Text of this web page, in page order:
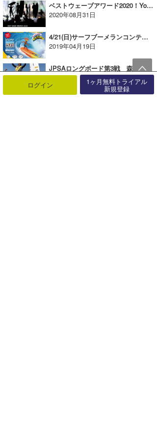
ベストウェーブアワード2020！YouTube動画コンテストが開催される
2020年08月31日
4/21(日)サーフブーメランコンテスト初開催！＠マルキポイント【AD】
2019年04月19日
JPSAロングボード第3戦 森大騎プロ 田岡なつみプロが優勝!!
2017年06月05日
ログイン 1ヶ月無料トライアル
新規登録